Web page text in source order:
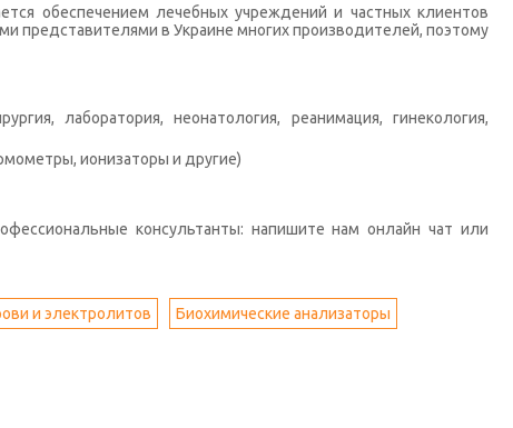
обеспечением лечебных учреждений и частных клиентов
представителями в Украине многих производителей, поэтому
лаборатория, неонатология, реанимация, гинекология,
ионизаторы и другие)
консультанты: напишите нам онлайн чат или
и электролитов Биохимические анализаторы